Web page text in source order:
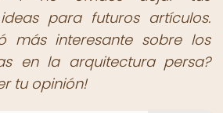
para futuros artículos.
más interesante sobre los
en la arquitectura persa?
tu opinión!